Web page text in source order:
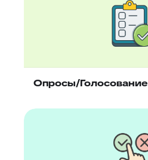
Опросы/Голосование